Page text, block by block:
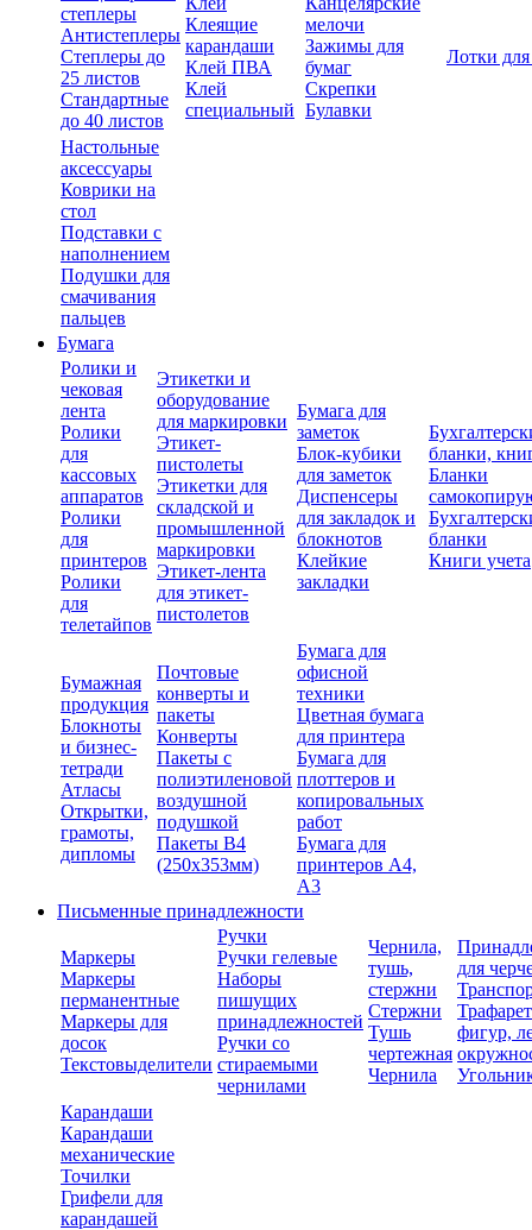
степлеры
Антистеплеры
Степлеры до
25 листов
Стандартные
до 40 листов
Клеящие
карандаши
Клей ПВА
Клей
специальный
мелочи
Зажимы для
бумаг
Скрепки
Булавки
Лотки
Настольные
аксессуары
Коврики на
стол
Подставки с
наполнением
Подушки для
смачивания
пальцев
Бумага
Ролики и
чековая
лента
Ролики
для
кассовых
аппаратов
Ролики
для
принтеров
Ролики
для
телетайпов
Этикетки и
оборудование
для маркировки
Этикет-
пистолеты
Этикетки для
складской и
промышленной
маркировки
Этикет-лента
для этикет-
пистолетов
Бумага для
заметок
Блок-кубики
для заметок
Диспенсеры
для закладок и
блокнотов
Клейкие
закладки
бланки,
Бланки
бланки
Книги учета
Бумажная
продукция
Блокноты
и бизнес-
тетради
Атласы
Открытки,
грамоты,
дипломы
Почтовые
конверты и
пакеты
Конверты
Пакеты с
полиэтиленовой
воздушной
подушкой
Пакеты В4
(250х353мм)
Бумага для
офисной
техники
Цветная бумага
для принтера
Бумага для
плоттеров и
копировальных
работ
Бумага для
принтеров А4,
А3
Письменные принадлежности
Маркеры
Маркеры
перманентные
Маркеры для
досок
Текстовыделители
Ручки
Ручки гелевые
Наборы
пишущих
принадлежностей
Ручки со
стираемыми
чернилами
Чернила,
тушь,
стержни
Стержни
Тушь
чертежная
Чернила
для
фигур,
Карандаши
Карандаши
механические
Точилки
Грифели для
карандашей